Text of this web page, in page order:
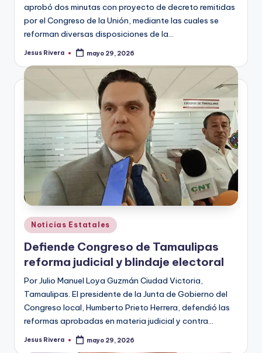
aprobó dos minutas con proyecto de decreto remitidas
por el Congreso de la Unión, mediante las cuales se
reforman diversas disposiciones de la…
Publicado
Jesus Rivera mayo 29, 2026
Publicado
en
Noticias Estatales
Defiende Congreso de Tamaulipas
reforma judicial y blindaje electoral
Por Julio Manuel Loya Guzmán Ciudad Victoria,
Tamaulipas. El presidente de la Junta de Gobierno del
Congreso local, Humberto Prieto Herrera, defendió las
reformas aprobadas en materia judicial y contra…
Publicado
Jesus Rivera mayo 29, 2026